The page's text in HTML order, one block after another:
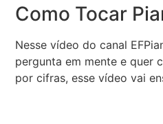
Como Tocar
Nesse vídeo do canal
pergunta em mente e quer
por cifras, esse vídeo vai